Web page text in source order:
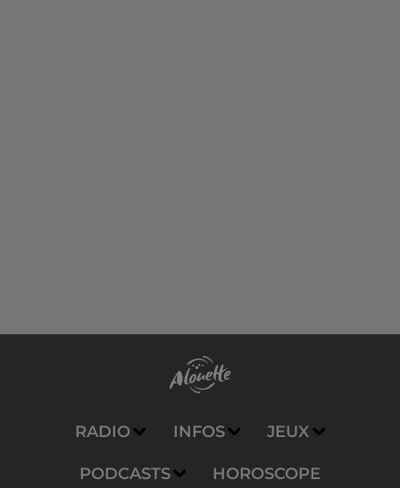
RADIO INFOS JEUX
PODCASTS HOROSCOPE